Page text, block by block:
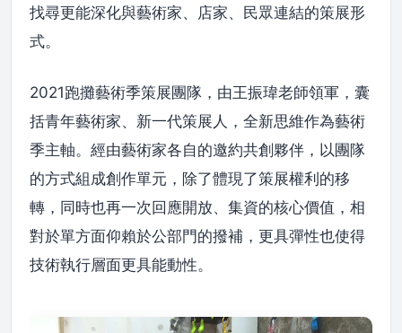
找尋更能深化與藝術家、店家、民眾連結的策展形
式。
2021跑攤藝術季策展團隊，由王振瑋老師領軍，囊
括青年藝術家、新一代策展人，全新思維作為藝術
季主軸。經由藝術家各自的邀約共創夥伴，以團隊
的方式組成創作單元，除了體現了策展權利的移
轉，同時也再一次回應開放、集資的核心價值，相
對於單方面仰賴於公部門的撥補，更具彈性也使得
技術執行層面更具能動性。